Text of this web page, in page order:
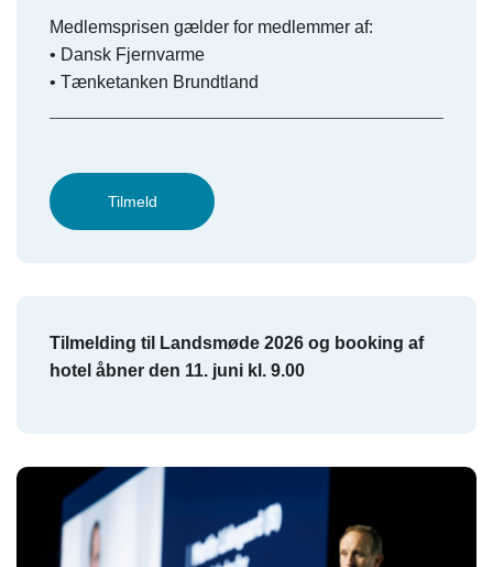
Medlemsprisen gælder for medlemmer af:
• Dansk Fjernvarme
• Tænketanken Brundtland
Tilmeld
Tilmelding til Landsmøde 2026 og booking af
hotel åbner den 11. juni kl. 9.00